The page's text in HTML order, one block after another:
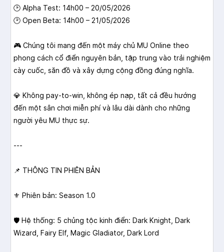
🕑 Alpha Test: 14h00 – 20/05/2026
🕑 Open Beta: 14h00 – 21/05/2026
🎮 Chúng tôi mang đến một máy chủ MU Online theo
phong cách cổ điển nguyên bản, tập trung vào trải nghiệm
cày cuốc, săn đồ và xây dựng cộng đồng đúng nghĩa.
💎 Không pay-to-win, không ép nạp, tất cả đều hướng
đến một sân chơi miễn phí và lâu dài dành cho những
người yêu MU thực sự.
---
📌 THÔNG TIN PHIÊN BẢN
⚜️ Phiên bản: Season 1.0
🛡️ Hệ thống: 5 chủng tộc kinh điển: Dark Knight, Dark
Wizard, Fairy Elf, Magic Gladiator, Dark Lord